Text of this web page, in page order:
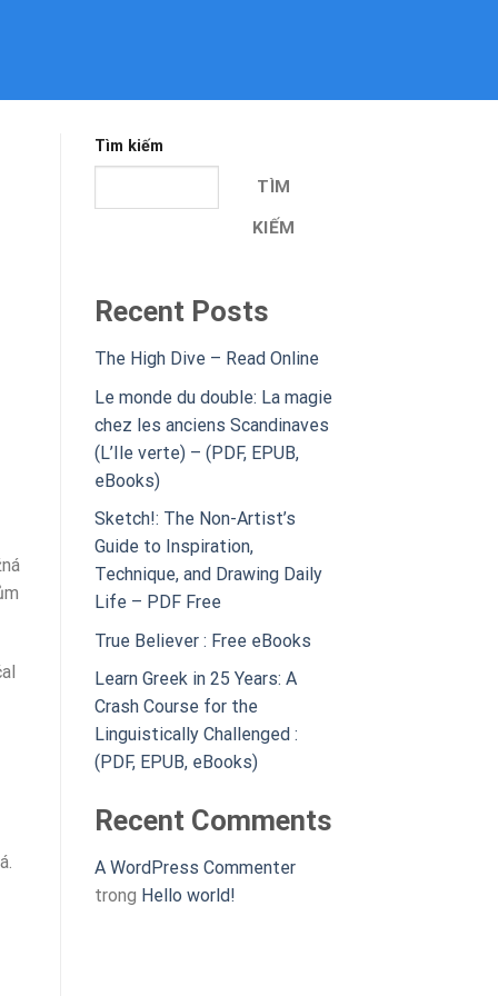
Tìm kiếm
TÌM
KIẾM
Recent Posts
The High Dive – Read Online
Le monde du double: La magie
chez les anciens Scandinaves
(L’Ile verte) – (PDF, EPUB,
eBooks)
Sketch!: The Non-Artist’s
Guide to Inspiration,
Technique, and Drawing Daily
Life – PDF Free
True Believer : Free eBooks
Learn Greek in 25 Years: A
Crash Course for the
Linguistically Challenged :
(PDF, EPUB, eBooks)
Recent Comments
A WordPress Commenter
trong Hello world!